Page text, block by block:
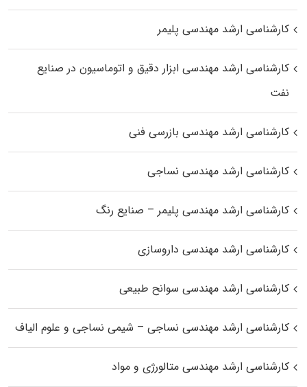
کارشناسی ارشد مهندسی پلیمر
کارشناسی ارشد مهندسی ابزار دقیق و اتوماسیون در صنایع
نفت
کارشناسی ارشد مهندسی بازرسی فنی
کارشناسی ارشد مهندسی نساجی
کارشناسی ارشد مهندسی پلیمر – صنایع رنگ
کارشناسی ارشد مهندسی داروسازی
کارشناسی ارشد مهندسی سوانح طبیعی
کارشناسی ارشد مهندسی نساجی – شیمی نساجی و علوم الیاف
کارشناسی ارشد مهندسی متالورژی و مواد